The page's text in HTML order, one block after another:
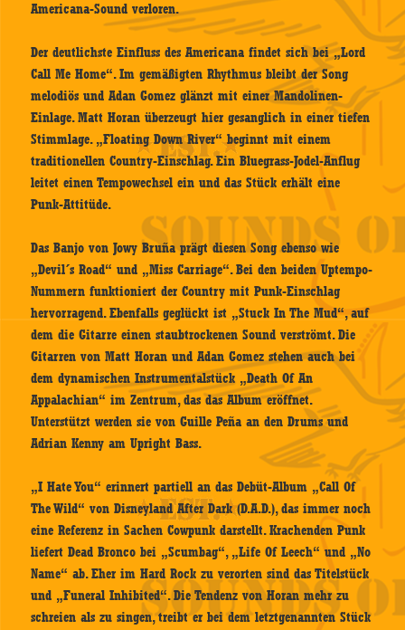
Americana-Sound verloren.
Der deutlichste Einfluss des Americana findet sich bei „Lord
Call Me Home“. Im gemäßigten Rhythmus bleibt der Song
melodiös und Adan Gomez glänzt mit einer Mandolinen-
Einlage. Matt Horan überzeugt hier gesanglich in einer tiefen
Stimmlage. „Floating Down River“ beginnt mit einem
traditionellen Country-Einschlag. Ein Bluegrass-Jodel-Anflug
leitet einen Tempowechsel ein und das Stück erhält eine
Punk-Attitüde.
Das Banjo von Jowy Bruña prägt diesen Song ebenso wie
„Devil´s Road“ und „Miss Carriage“. Bei den beiden Uptempo-
Nummern funktioniert der Country mit Punk-Einschlag
hervorragend. Ebenfalls geglückt ist „Stuck In The Mud“, auf
dem die Gitarre einen staubtrockenen Sound verströmt. Die
Gitarren von Matt Horan und Adan Gomez stehen auch bei
dem dynamischen Instrumentalstück „Death Of An
Appalachian“ im Zentrum, das das Album eröffnet.
Unterstützt werden sie von Guille Peña an den Drums und
Adrian Kenny am Upright Bass.
„I Hate You“ erinnert partiell an das Debüt-Album „Call Of
The Wild“ von Disneyland After Dark (D.A.D.), das immer noch
eine Referenz in Sachen Cowpunk darstellt. Krachenden Punk
liefert Dead Bronco bei „Scumbag“, „Life Of Leech“ und „No
Name“ ab. Eher im Hard Rock zu verorten sind das Titelstück
und „Funeral Inhibited“. Die Tendenz von Horan mehr zu
schreien als zu singen, treibt er bei dem letztgenannten Stück